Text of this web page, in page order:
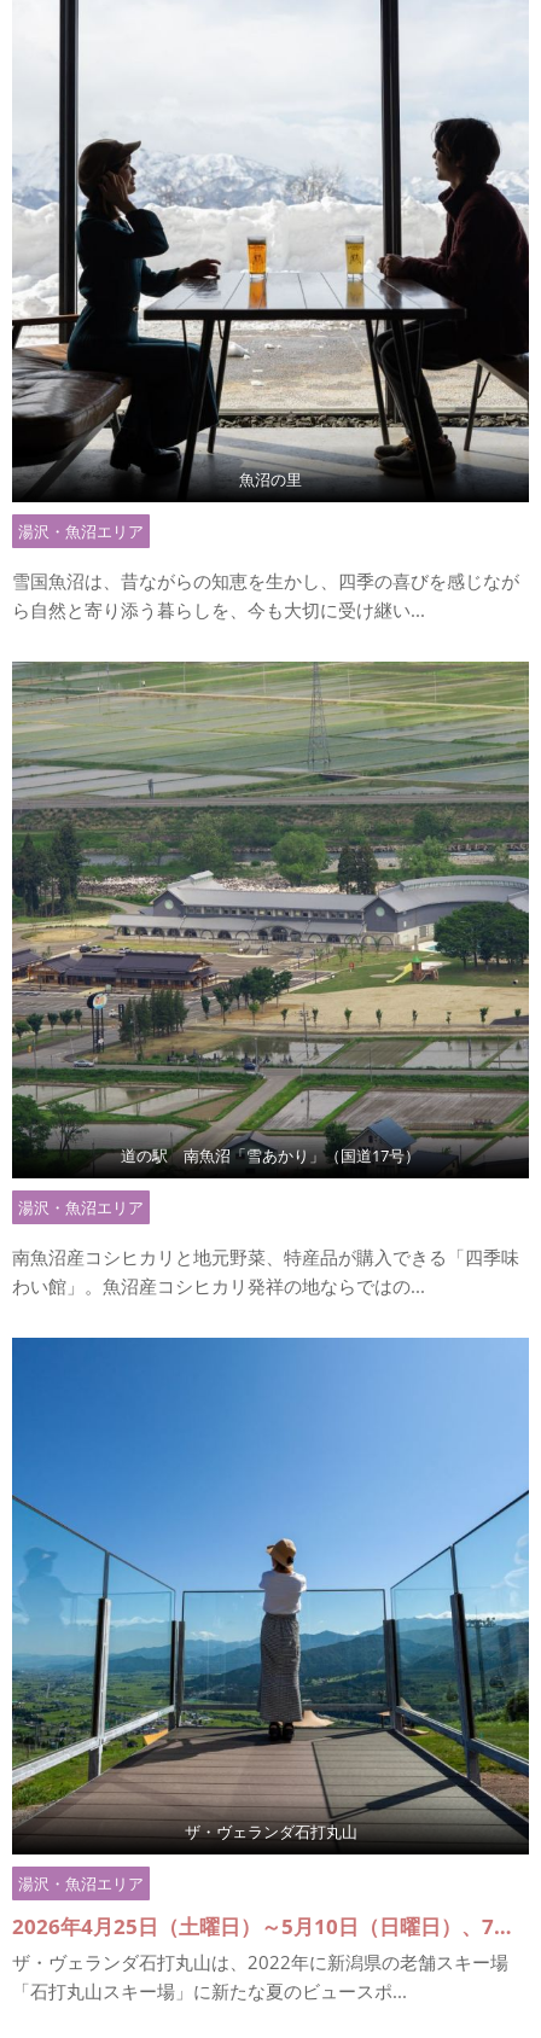
魚沼の里
湯沢・魚沼エリア
雪国魚沼は、昔ながらの知恵を生かし、四季の喜びを感じなが
ら自然と寄り添う暮らしを、今も大切に受け継い...
道の駅 南魚沼「雪あかり」（国道17号）
湯沢・魚沼エリア
南魚沼産コシヒカリと地元野菜、特産品が購入できる「四季味
わい館」。魚沼産コシヒカリ発祥の地ならではの...
ザ・ヴェランダ石打丸山
湯沢・魚沼エリア
2026年4月25日（土曜日）～5月10日（日曜日）、7月18日（土曜日）～11月8日（日曜日）
ザ・ヴェランダ石打丸山は、2022年に新潟県の老舗スキー場
「石打丸山スキー場」に新たな夏のビュースポ...